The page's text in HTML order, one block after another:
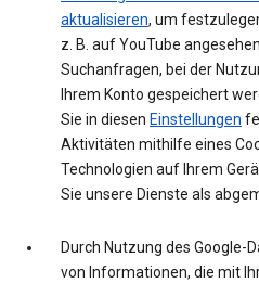
aktualisieren, um
z. B. auf YouTube
Suchanfragen, bei der
Ihrem Konto gespeichert
Sie in diesen Einstellungen
Aktivitäten mithilfe eines
Technologien auf Ihrem
Sie unsere Dienste als
Durch Nutzung des
von Informationen, die mit